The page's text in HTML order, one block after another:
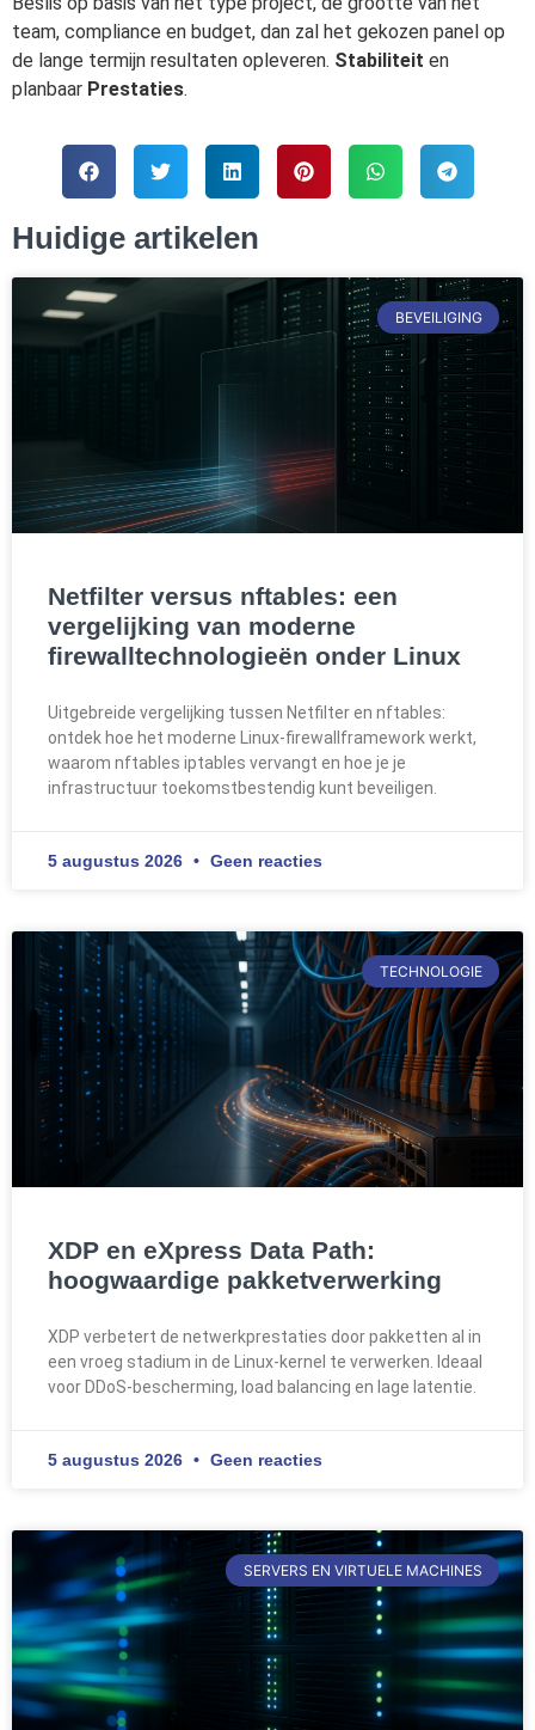
team, compliance en budget, dan zal het gekozen panel op
de lange termijn resultaten opleveren. Stabiliteit en
planbaar Prestaties.
Huidige artikelen
BEVEILIGING
Netfilter versus nftables: een
vergelijking van moderne
firewalltechnologieën onder Linux
Uitgebreide vergelijking tussen Netfilter en nftables:
ontdek hoe het moderne Linux-firewallframework werkt,
waarom nftables iptables vervangt en hoe je je
infrastructuur toekomstbestendig kunt beveiligen.
5 augustus 2026 Geen reacties
TECHNOLOGIE
XDP en eXpress Data Path:
hoogwaardige pakketverwerking
XDP verbetert de netwerkprestaties door pakketten al in
een vroeg stadium in de Linux-kernel te verwerken. Ideaal
voor DDoS-bescherming, load balancing en lage latentie.
5 augustus 2026 Geen reacties
SERVERS EN VIRTUELE MACHINES